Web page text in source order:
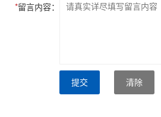
*留言内容：
提交 清除